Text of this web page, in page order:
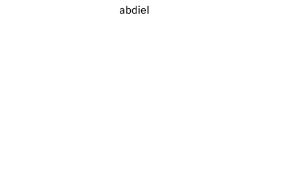
abdiel